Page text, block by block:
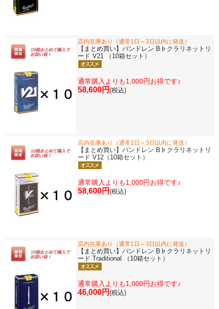
店内在庫あり（通常1日～3日以内に発送）
【まとめ買い】バンドレン B♭クラリネットリ
ード V21 （10箱セット）
通常購入よりも1,000円お得です♪
58,600円 (税込)
店内在庫あり（通常1日～3日以内に発送）
【まとめ買い】バンドレン B♭クラリネットリ
ード V12（10箱セット）
通常購入よりも1,000円お得です♪
58,600円 (税込)
店内在庫あり（通常1日～3日以内に発送）
【まとめ買い】バンドレン B♭クラリネットリ
ード Traditional （10箱セット）
通常購入よりも1,000円お得です♪
46,000円 (税込)